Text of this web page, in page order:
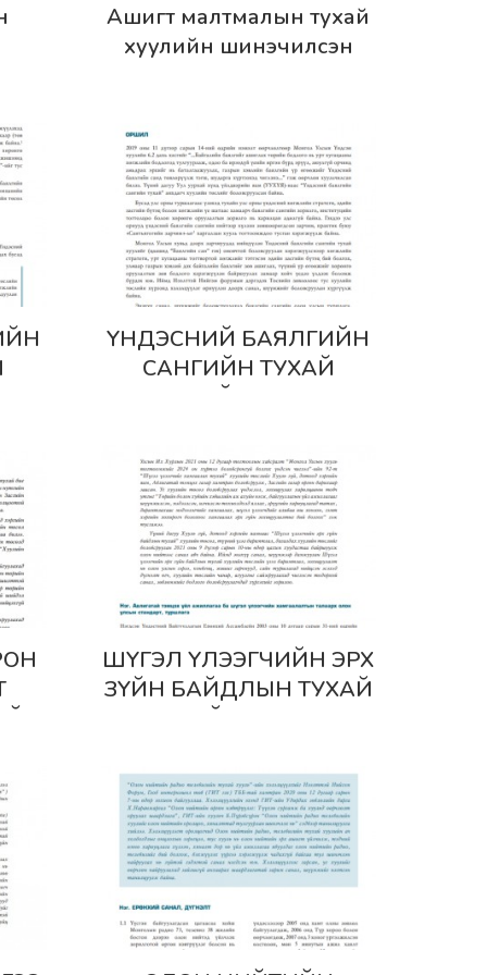
Дэлгэрэнгүй
Ашигт малтмалын тухай
хуулийн шинэчилсэн
Дэлгэрэнгүй
ҮНДЭСНИЙ БАЯЛГИЙН
САНГИЙН ТУХАЙ
ХУУЛИЙН ТӨСӨЛ
Дэлгэрэнгүй
ШҮГЭЛ ҮЛЭЭГЧИЙН ЭРХ
ЗҮЙН БАЙДЛЫН ТУХАЙ
ХУУЛИЙН ТӨСӨЛД